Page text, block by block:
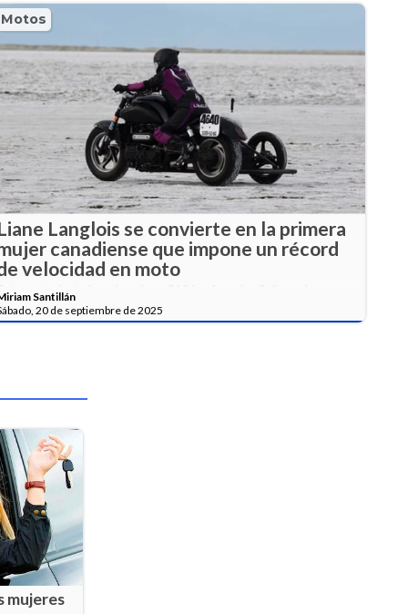
Motos
Langlois se convierte en la primera
canadiense que impone un récord
velocidad en moto
entusiasta logró rodar a 219 km/h en las Salinas de
Estados Unidos.
Santillán
20 de septiembre de 2025
mujeres